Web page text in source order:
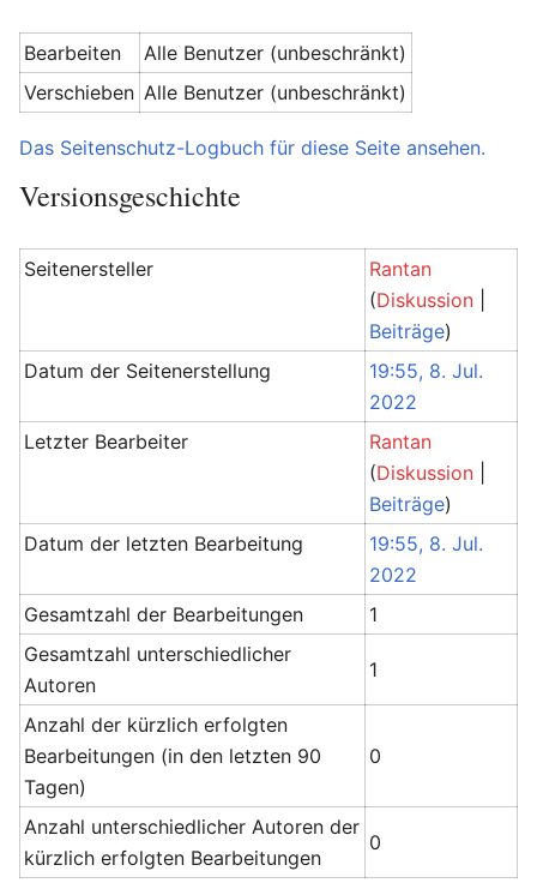
Bearbeiten
Alle Benutzer (unbeschränkt)
Verschieben Alle Benutzer (unbeschränkt)
Das Seitenschutz-Logbuch für diese Seite ansehen.
Versionsgeschichte
Seitenersteller
Rantan
(Diskussion
Beiträge)
Datum der Seitenerstellung
19:55, 8. Jul.
2022
Letzter Bearbeiter
Rantan
(Diskussion
Beiträge)
Datum der letzten Bearbeitung
19:55, 8. Jul.
2022
Gesamtzahl der Bearbeitungen
1
Gesamtzahl unterschiedlicher
Autoren
1
Anzahl der kürzlich erfolgten
Bearbeitungen (in den letzten 90
Tagen)
0
Anzahl unterschiedlicher Autoren der
kürzlich erfolgten Bearbeitungen
0